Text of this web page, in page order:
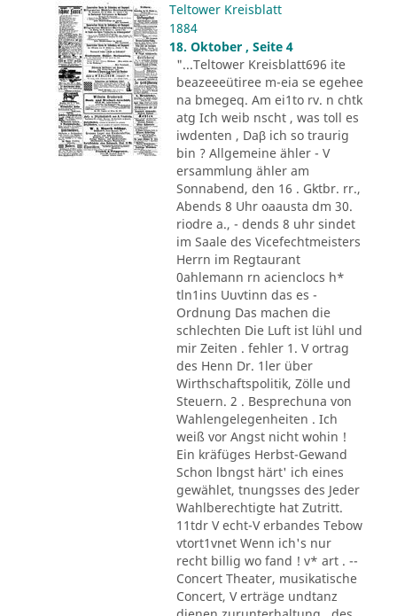
Teltower Kreisblatt
1884
18. Oktober , Seite 4
"...Teltower Kreisblatt696 ite
beazeeeütiree m-eia se egehee
na bmegeq. Am ei1to rv. n chtk
atg Ich weib nscht , was toll es
iwdenten , Daβ ich so traurig
bin ? Allgemeine ähler - V
ersammlung ähler am
Sonnabend, den 16 . Gktbr. rr.,
Abends 8 Uhr oaausta dm 30.
riodre a., - dends 8 uhr sindet
im Saale des Vicefechtmeisters
Herrn im Regtaurant
0ahlemann rn acienclocs h*
tln1ins Uuvtinn das es -
Ordnung Das machen die
schlechten Die Luft ist lühl und
mir Zeiten . fehler 1. V ortrag
des Henn Dr. 1ler über
Wirthschaftspolitik, Zölle und
Steuern. 2 . Besprechuna von
Wahlengelegenheiten . Ich
weiß vor Angst nicht wohin !
Ein kräfüges Herbst-Gewand
Schon lbngst härt' ich eines
gewählet, tnungsses des Jeder
Wahlberechtigte hat Zutritt.
11tdr V echt-V erbandes Tebow
vtort1vnet Wenn ich's nur
recht billig wo fand ! v* art . --
Concert Theater, musikatische
Concert, V erträge undtanz